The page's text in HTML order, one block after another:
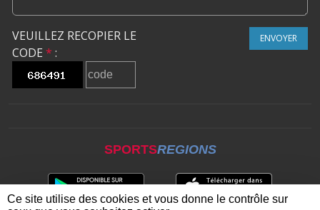
VEUILLEZ RECOPIER LE
CODE * :
ENVOYER
SPORTSREGIONS
Ce site utilise des cookies et vous donne le contrôle sur